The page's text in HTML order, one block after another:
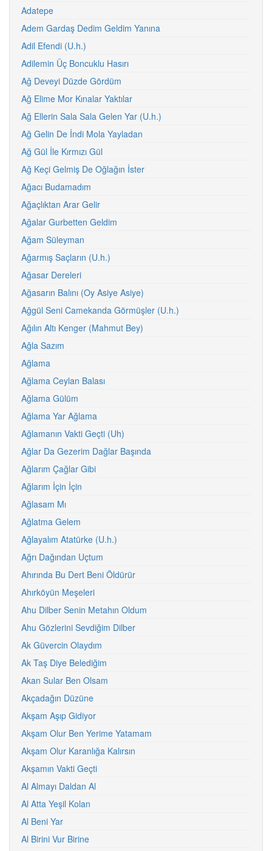
Adatepe
Adem Gardaş Dedim Geldim Yanına
Adil Efendi (U.h.)
Adilemin Üç Boncuklu Hasırı
Ağ Deveyi Düzde Gördüm
Ağ Elime Mor Kınalar Yaktılar
Ağ Ellerin Sala Sala Gelen Yar (U.h.)
Ağ Gelin De İndi Mola Yayladan
Ağ Gül İle Kırmızı Gül
Ağ Keçi Gelmiş De Oğlağın İster
Ağacı Budamadım
Ağaçlıktan Arar Gelir
Ağalar Gurbetten Geldim
Ağam Süleyman
Ağarmış Saçların (U.h.)
Ağasar Dereleri
Ağasarın Balını (Oy Asiye Asiye)
Ağgül Seni Camekanda Görmüşler (U.h.)
Ağılın Altı Kenger (Mahmut Bey)
Ağla Sazım
Ağlama
Ağlama Ceylan Balası
Ağlama Gülüm
Ağlama Yar Ağlama
Ağlamanın Vakti Geçti (Uh)
Ağlar Da Gezerim Dağlar Başında
Ağlarım Çağlar Gibi
Ağlarım İçin İçin
Ağlasam Mı
Ağlatma Gelem
Ağlayalım Atatürke (U.h.)
Ağrı Dağından Uçtum
Ahırında Bu Dert Beni Öldürür
Ahırköyün Meşeleri
Ahu Dilber Senin Metahın Oldum
Ahu Gözlerini Sevdiğim Dilber
Ak Güvercin Olaydım
Ak Taş Diye Belediğim
Akan Sular Ben Olsam
Akçadağın Düzüne
Akşam Aşıp Gidiyor
Akşam Olur Ben Yerime Yatamam
Akşam Olur Karanlığa Kalırsın
Akşamın Vakti Geçti
Al Almayı Daldan Al
Al Atta Yeşil Kolan
Al Beni Yar
Al Birini Vur Birine